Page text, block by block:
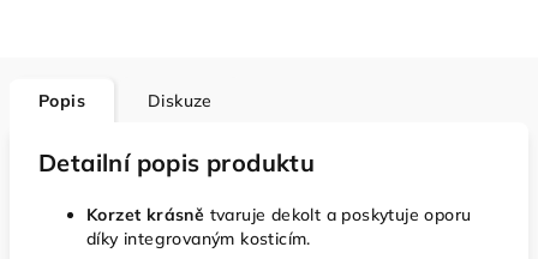
Popis Diskuze
Detailní popis produktu
Korzet krásně tvaruje dekolt a poskytuje oporu
díky integrovaným kosticím.